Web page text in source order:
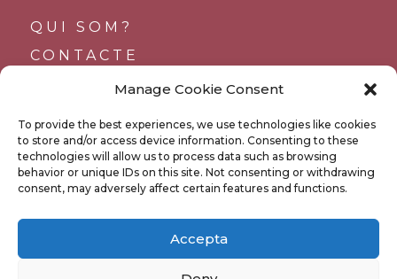
Manage Cookie Consent
To provide the best experiences, we use technologies like cookies
to store and/or access device information. Consenting to these
technologies will allow us to process data such as browsing
behavior or unique IDs on this site. Not consenting or withdrawing
consent, may adversely affect certain features and functions.
Accepta
QUI SOM?
CONTACTE
SUPORTS
BUTLLETÍ
POLÍTICA DE PRIVACITAT
POLÍTICA DE COOKIES